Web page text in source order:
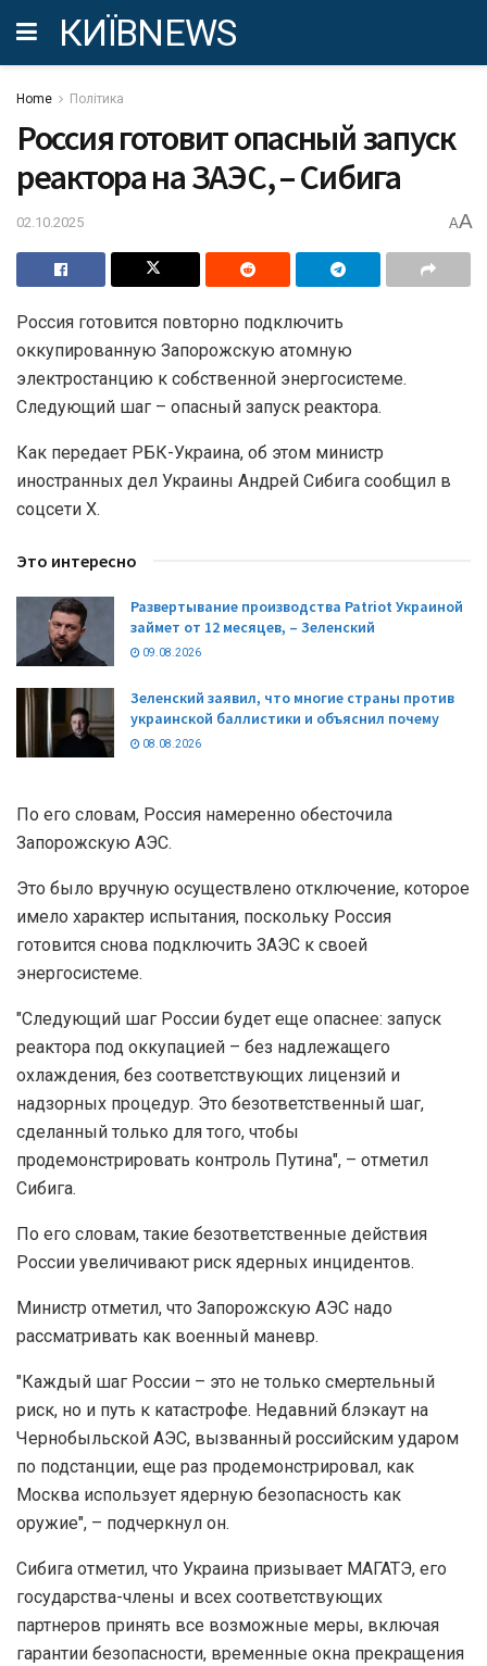
КИЇВNEWS
Home Політика
Россия готовит опасный запуск
реактора на ЗАЭС, – Сибига
02.10.2025 AA
Россия готовится повторно подключить
оккупированную Запорожскую атомную
электростанцию к собственной энергосистеме.
Следующий шаг – опасный запуск реактора.
Как передает РБК-Украина, об этом министр
иностранных дел Украины Андрей Сибига сообщил в
соцсети Х.
Это интересно
Развертывание производства Patriot Украиной
займет от 12 месяцев, – Зеленский
09.08.2026
Зеленский заявил, что многие страны против
украинской баллистики и объяснил почему
08.08.2026
По его словам, Россия намеренно обесточила
Запорожскую АЭС.
Это было вручную осуществлено отключение, которое
имело характер испытания, поскольку Россия
готовится снова подключить ЗАЭС к своей
энергосистеме.
"Следующий шаг России будет еще опаснее: запуск
реактора под оккупацией – без надлежащего
охлаждения, без соответствующих лицензий и
надзорных процедур. Это безответственный шаг,
сделанный только для того, чтобы
продемонстрировать контроль Путина", – отметил
Сибига.
По его словам, такие безответственные действия
России увеличивают риск ядерных инцидентов.
Министр отметил, что Запорожскую АЭС надо
рассматривать как военный маневр.
"Каждый шаг России – это не только смертельный
риск, но и путь к катастрофе. Недавний блэкаут на
Чернобыльской АЭС, вызванный российским ударом
по подстанции, еще раз продемонстрировал, как
Москва использует ядерную безопасность как
оружие", – подчеркнул он.
Сибига отметил, что Украина призывает МАГАТЭ, его
государства-члены и всех соответствующих
партнеров принять все возможные меры, включая
гарантии безопасности, временные окна прекращения